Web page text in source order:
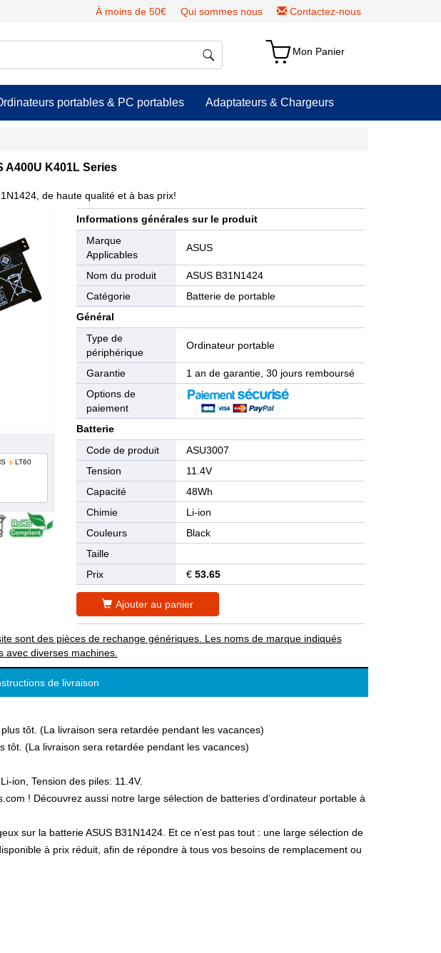
À moins de 50€ Qui sommes nous Contactez-nous
Mon Panier
portables & PC portables Adaptateurs & Chargeurs
A400U K401L Series
de haute qualité et à bas prix!
LT60
Informations générales sur le produit
Marque
Applicables
ASUS
Nom du produit
ASUS B31N1424
Catégorie
Batterie de portable
Général
Type de
périphérique
Ordinateur portable
Garantie
1 an de garantie, 30 jours remboursé
Options de
paiement
Batterie
Code de produit
ASU3007
Tension
11.4V
Capacité
48Wh
Chimie
Li-ion
Couleurs
Black
Taille
Prix
€53.65
Ajouter au panier
sont des pièces de rechange génériques. Les noms de marque indiqués
avec diverses machines.
de livraison
tôt. (La livraison sera retardée pendant les vacances)
tôt. (La livraison sera retardée pendant les vacances)
ion, Tension des piles: 11.4V.
! Découvrez aussi notre large sélection de batteries d’ordinateur portable à
sur la batterie ASUS B31N1424. Et ce n’est pas tout : une large sélection de
à prix réduit, afin de répondre à tous vos besoins de remplacement ou